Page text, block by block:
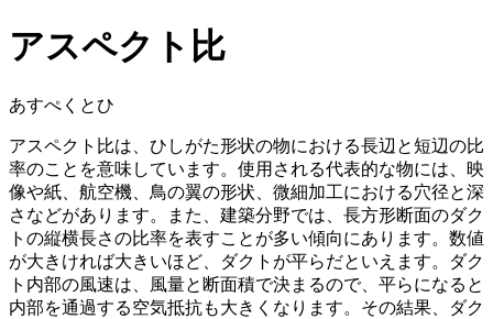
アスペクト比
あすぺくとひ
アスペクト比は、ひしがた形状の物における長辺と短辺の比
率のことを意味しています。使用される代表的な物には、映
像や紙、航空機、鳥の翼の形状、微細加工における穴径と深
さなどがあります。また、建築分野では、長方形断面のダク
トの縦横長さの比率を表すことが多い傾向にあります。数値
が大きければ大きいほど、ダクトが平らだといえます。ダク
ト内部の風速は、風量と断面積で決まるので、平らになると
内部を通過する空気抵抗も大きくなります。その結果、ダク